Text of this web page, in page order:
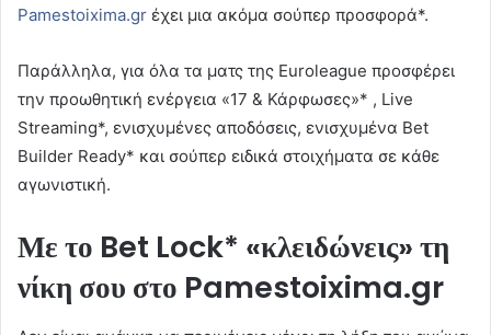
Pamestoixima.gr έχει μια ακόμα σούπερ προσφορά*.
Παράλληλα, για όλα τα ματς της Euroleague προσφέρει
την προωθητική ενέργεια «17 & Κάρφωσες»* , Live
Streaming*, ενισχυμένες αποδόσεις, ενισχυμένα Bet
Builder Ready* και σούπερ ειδικά στοιχήματα σε κάθε
αγωνιστική.
Με το Bet Lock* «κλειδώνεις» τη
νίκη σου στο Pamestoixima.gr